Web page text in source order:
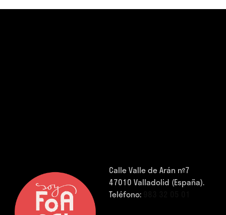
Calle Valle de Arán nº7
47010 Valladolid (España).
Teléfono: